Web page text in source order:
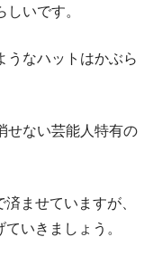
いです。
うなハットはかぶら
せない芸能人特有の
ませていますが、
いきましょう。